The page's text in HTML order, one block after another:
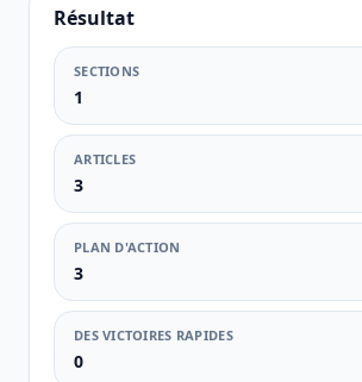
Résultat
SECTIONS
1
ARTICLES
3
PLAN D'ACTION
3
DES VICTOIRES RAPIDES
0